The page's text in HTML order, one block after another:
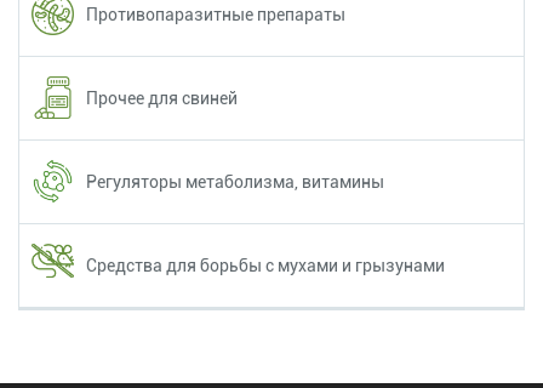
Противопаразитные препараты
Прочее для свиней
Регуляторы метаболизма, витамины
Средства для борьбы с мухами и грызунами